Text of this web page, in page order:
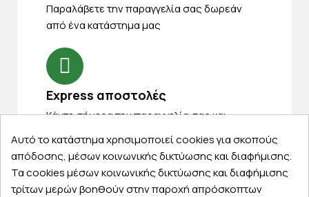
Παραλάβετε την παραγγελία σας δωρεάν
από ένα κατάστημα μας
Express αποστολές
Κάντε σήμερα την παραγγελία σας και
παραλάβετε αύριο στην πόρτα σας
Αυτό το κατάστημα χρησιμοποιεί cookies για σκοπούς
απόδοσης, μέσων κοινωνικής δικτύωσης και διαφήμισης.
Τα cookies μέσων κοινωνικής δικτύωσης και διαφήμισης
τρίτων μερών βοηθούν στην παροχή απρόσκοπτων